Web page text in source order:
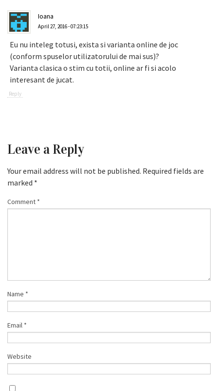
Ioana
April 27, 2016 - 07:23:15
Eu nu inteleg totusi, exista si varianta online de joc
(conform spuselor utilizatorului de mai sus)?
Varianta clasica o stim cu totii, online ar fi si acolo
interesant de jucat.
Reply
Leave a Reply
Your email address will not be published. Required fields are
marked *
Comment *
Name *
Email *
Website